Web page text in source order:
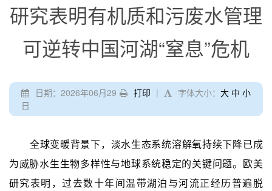
研究表明有机质和污废水管理
可逆转中国河湖“窒息”危机
打印 ｜ 字体大小： 大 中 小
日期：2026年06月29
日
全球变暖背景下，淡水生态系统溶解氧持续下降已成
为威胁水生生物多样性与地球系统稳定的关键问题。欧美
研究表明，过去数十年间温带湖泊与河流正经历普遍脱